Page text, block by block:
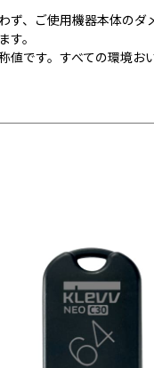
、ご使用機器本体のダ
。
です。すべての環境お